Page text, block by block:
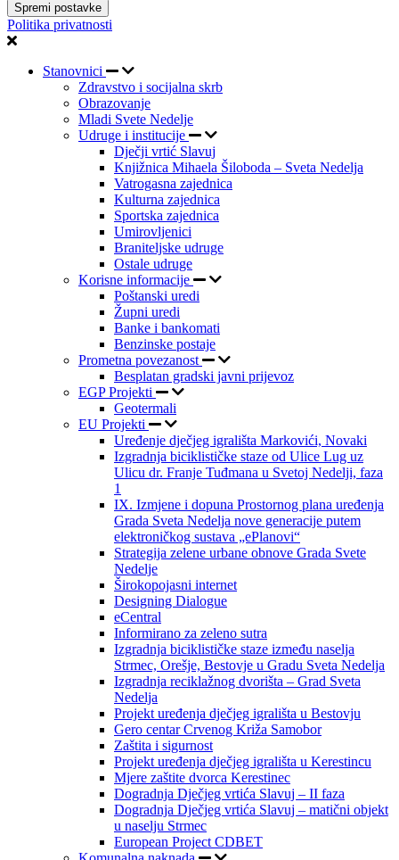
Spremi postavke
Politika privatnosti
Stanovnici
Zdravstvo i socijalna skrb
Obrazovanje
Mladi Svete Nedelje
Udruge i institucije
Dječji vrtić Slavuj
Knjižnica Mihaela Šiloboda – Sveta Nedelja
Vatrogasna zajednica
Kulturna zajednica
Sportska zajednica
Umirovljenici
Braniteljske udruge
Ostale udruge
Korisne informacije
Poštanski uredi
Župni uredi
Banke i bankomati
Benzinske postaje
Prometna povezanost
Besplatan gradski javni prijevoz
EGP Projekti
Geotermali
EU Projekti
Uređenje dječjeg igrališta Markovići, Novaki
Izgradnja biciklističke staze od Ulice Lug uz
Ulicu dr. Franje Tuđmana u Svetoj Nedelji, faza
1
IX. Izmjene i dopuna Prostornog plana uređenja
Grada Sveta Nedelja nove generacije putem
elektroničkog sustava „ePlanovi“
Strategija zelene urbane obnove Grada Svete
Nedelje
Širokopojasni internet
Designing Dialogue
eCentral
Informirano za zeleno sutra
Izgradnja biciklističke staze između naselja
Strmec, Orešje, Bestovje u Gradu Sveta Nedelja
Izgradnja reciklažnog dvorišta – Grad Sveta
Nedelja
Projekt uređenja dječjeg igrališta u Bestovju
Gero centar Crvenog Križa Samobor
Zaštita i sigurnost
Projekt uređenja dječjeg igrališta u Kerestincu
Mjere zaštite dvorca Kerestinec
Dogradnja Dječjeg vrtića Slavuj – II faza
Dogradnja Dječjeg vrtića Slavuj – matični objekt
u naselju Strmec
European Project CDBET